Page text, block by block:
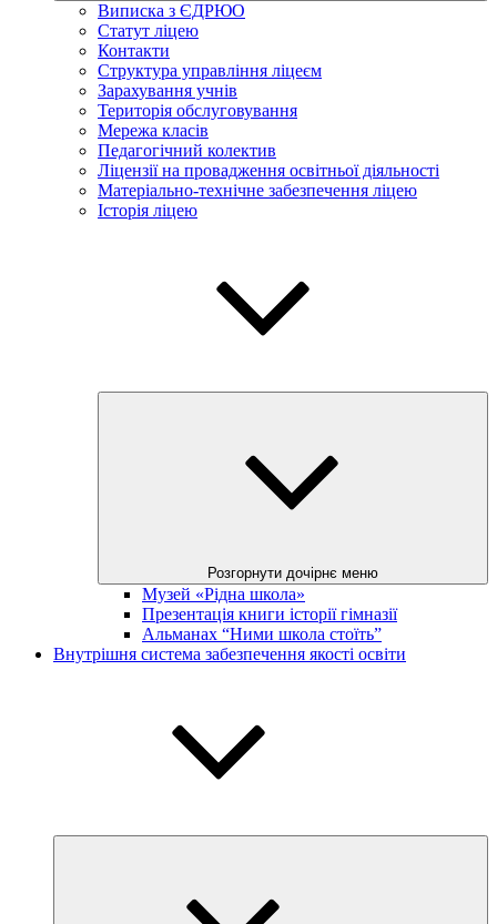
Виписка з ЄДРЮО
Статут ліцею
Контакти
Структура управління ліцеєм
Зарахування учнів
Територія обслуговування
Мережа класів
Педагогічний колектив
Ліцензії на провадження освітньої діяльності
Матеріально-технічне забезпечення ліцею
Історія ліцею
Розгорнути дочірнє меню
Музей «Рідна школа»
Презентація книги історії гімназії
Альманах “Ними школа стоїть”
Внутрішня система забезпечення якості освіти